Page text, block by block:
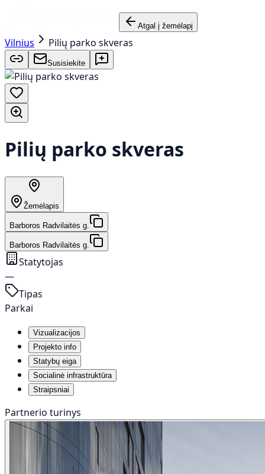
Atgal į žemėlapį
Vilnius Pilių parko skveras
Susisiekite
Pilių parko skveras
Žemėlapis
Barboros Radvilaitės g.
Barboros Radvilaitės g.
Statytojas
—
Tipas
Parkai
Vizualizacijos
Projekto info
Statybų eiga
Socialinė infrastruktūra
Straipsniai
Partnerio turinys